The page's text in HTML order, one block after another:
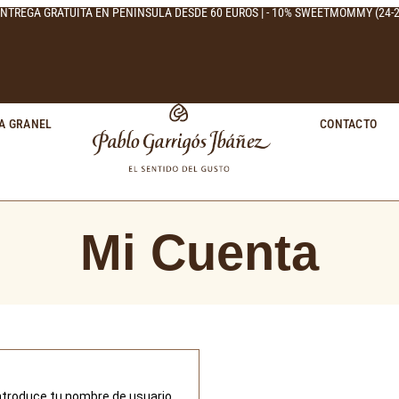
GRATUITA EN PENÍNSULA DESDE 60 EUROS | - 10% SWEETMOMMY
GRANEL CONTACTO
Mi Cuenta